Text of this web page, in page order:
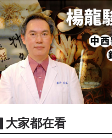
▋大家都在看